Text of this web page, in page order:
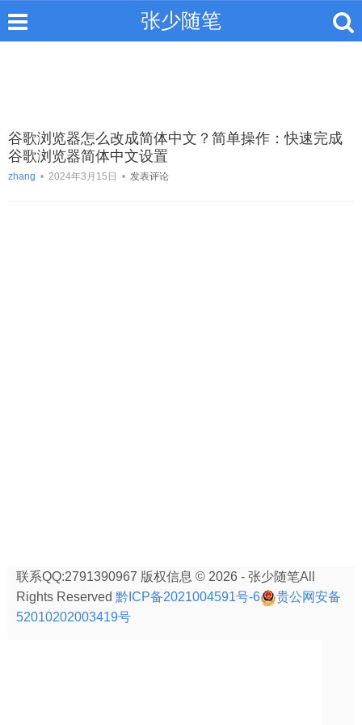
张少随笔
谷歌浏览器怎么改成简体中文？简单操作：快速完成
谷歌浏览器简体中文设置
zhang • 2024年3月15日 • 发表评论
联系QQ:2791390967 版权信息 © 2026 - 张少随笔All
Rights Reserved 黔ICP备2021004591号-6
贵公网安备
52010202003419号